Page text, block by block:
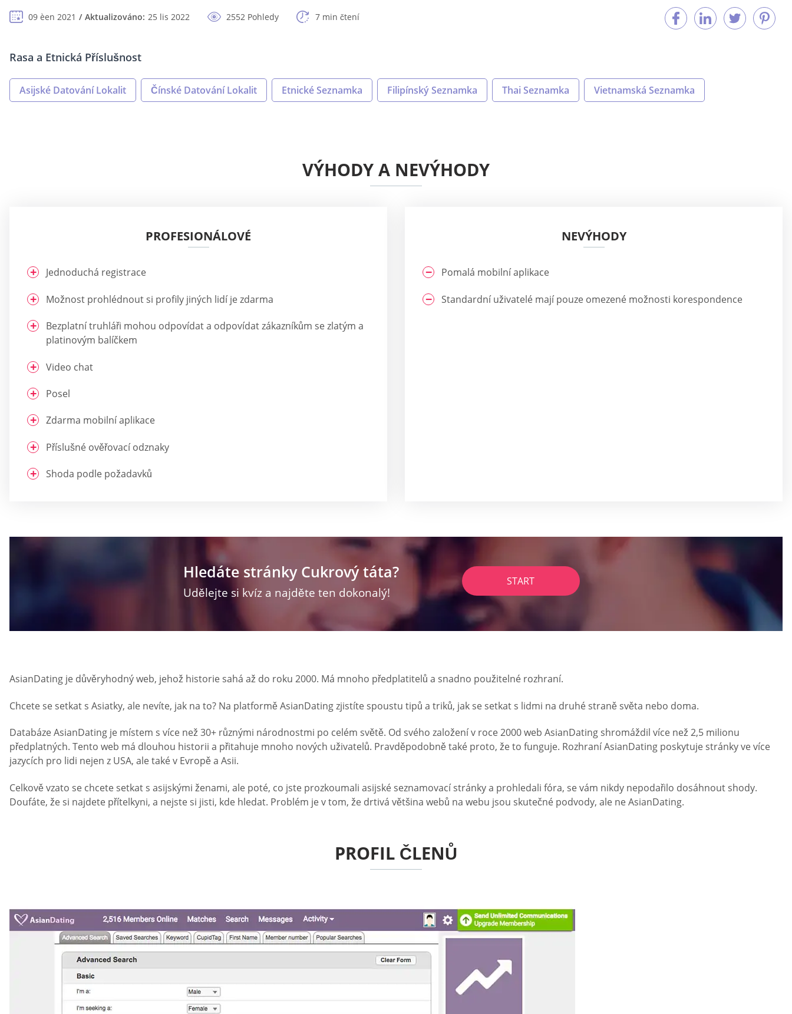
09 èen 2021 Aktualizováno: 25 lis 2022 2552 Pohledy 7 min čtení
Rasa a Etnická Příslušnost
Asijské Datování Lokalit Čínské Datování Lokalit Etnické Seznamka Filipínský Seznamka Thai Seznamka Vietnamská Seznamka
VÝHODY A NEVÝHODY
PROFESIONÁLOVÉ
Jednoduchá registrace
Možnost prohlédnout si profily jiných lidí je zdarma
Bezplatní truhláři mohou odpovídat a odpovídat zákazníkům se zlatým a
platinovým balíčkem
Video chat
Posel
Zdarma mobilní aplikace
Příslušné ověřovací odznaky
Shoda podle požadavků
NEVÝHODY
Pomalá mobilní aplikace
Standardní uživatelé mají pouze omezené možnosti korespondence
Hledáte stránky Cukrový táta?
Udělejte si kvíz a najděte ten dokonalý!
START
AsianDating je důvěryhodný web, jehož historie sahá až do roku 2000. Má mnoho předplatitelů a snadno použitelné rozhraní.
Chcete se setkat s Asiatky, ale nevíte, jak na to? Na platformě AsianDating zjistíte spoustu tipů a triků, jak se setkat s lidmi na druhé straně světa nebo doma.
Databáze AsianDating je místem s více než 30+ různými národnostmi po celém světě. Od svého založení v roce 2000 web AsianDating shromáždil více než 2,5 milionu
předplatných. Tento web má dlouhou historii a přitahuje mnoho nových uživatelů. Pravděpodobně také proto, že to funguje. Rozhraní AsianDating poskytuje stránky ve více
jazycích pro lidi nejen z USA, ale také v Evropě a Asii.
Celkově vzato se chcete setkat s asijskými ženami, ale poté, co jste prozkoumali asijské seznamovací stránky a prohledali fóra, se vám nikdy nepodařilo dosáhnout shody.
Doufáte, že si najdete přítelkyni, a nejste si jisti, kde hledat. Problém je v tom, že drtivá většina webů na webu jsou skutečné podvody, ale ne AsianDating.
PROFIL ČLENŮ